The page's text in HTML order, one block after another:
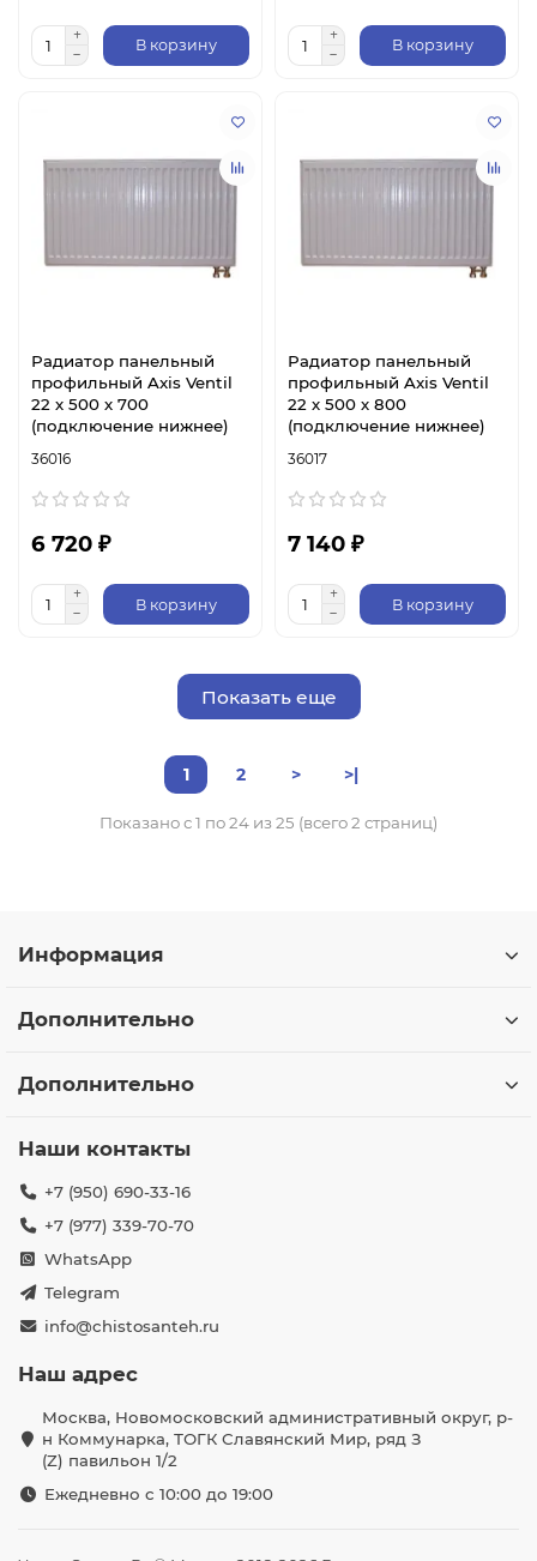
В корзину В корзину
Радиатор панельный
профильный Axis Ventil
22 х 500 х 700
(подключение нижнее)
36016
6 720 ₽
В корзину
Радиатор панельный
профильный Axis Ventil
22 х 500 х 800
(подключение нижнее)
36017
7 140 ₽
В корзину
Показать еще
1 2 > >|
Показано с 1 по 24 из 25 (всего 2 страниц)
Информация
Дополнительно
Дополнительно
Наши контакты
+7 (950) 690-33-16
+7 (977) 339-70-70
WhatsApp
Telegram
info@chistosanteh.ru
Наш адрес
Москва, Новомосковский административный округ, р-
н Коммунарка, ТОГК Славянский Мир, ряд З
(Z) павильон 1/2
Ежедневно с 10:00 до 19:00